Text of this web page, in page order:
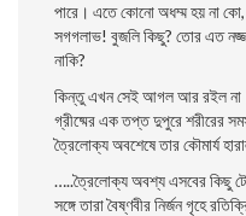
পারে। এতে কোনাে অধম্ম হয় না
সগগলাভ! বুজলি কিছু? তাের এত
নাকি?
কিন্তু এখন সেই আগল আর রইল না।
গ্রীষ্মের এক তপ্ত দুপুরে শরীরের
ত্রৈলােক্য অবশেষে তার কৌমার্য
…..ত্রৈলােক্য অবশ্য এসবের কিছু
সঙ্গে তারা বৈষ্ণবীর নির্জন গৃহে